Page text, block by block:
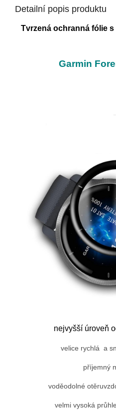
Detailní popis produktu
Tvrzená ochranná fólie
Garmin
nejvyšší úroveň
velice rychlá a
příjemný
voděodolné
velmi vysoká